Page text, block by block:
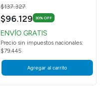
Price reduced from
$137.327
$96.129 30% OFF
ENVÍO GRATIS
Precio sin impuestos nacionales:
$79.445
Agregar al carrito